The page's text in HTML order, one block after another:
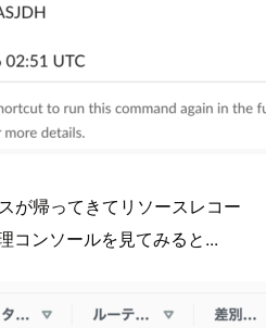
が帰ってきてリソースレコー
コンソールを見てみると...